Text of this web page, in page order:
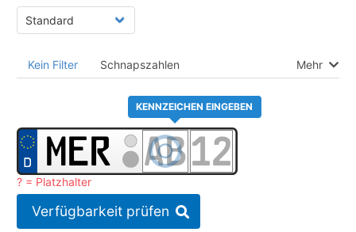
Kein Filter Schnapszahlen Mehr
KENNZEICHEN EINGEBEN
? = Platzhalter
Verfügbarkeit prüfen